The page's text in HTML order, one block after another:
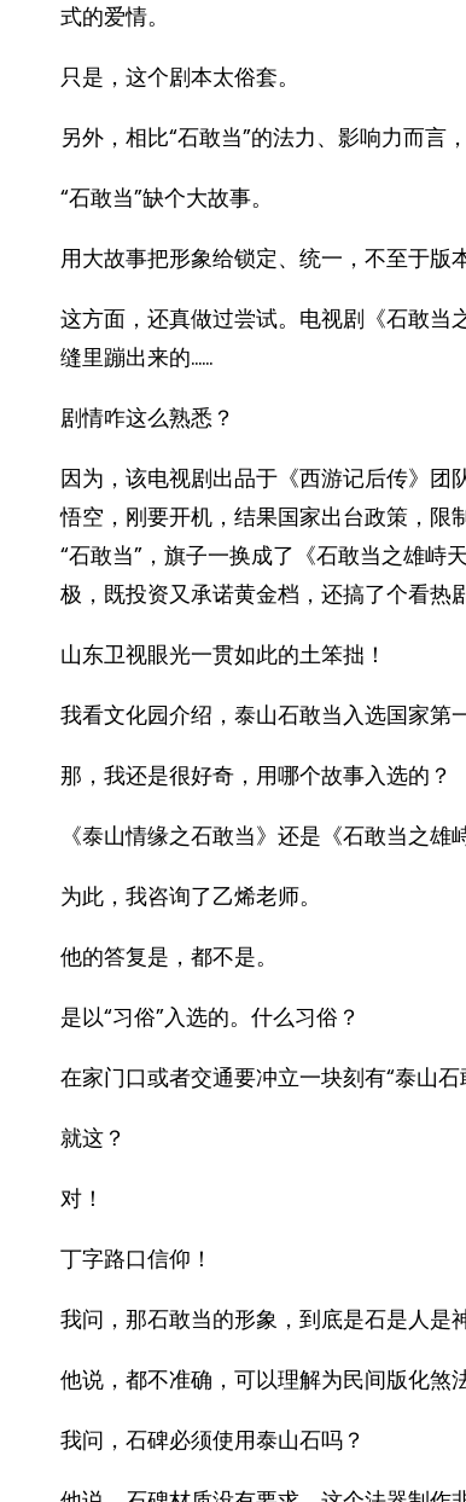
式的爱情。
只是，这个剧本太俗套。
另外，相比“石敢当”的法力、影响力而言
“石敢当”缺个大故事。
用大故事把形象给锁定、统一，不至于版
这方面，还真做过尝试。电视剧《石敢当
缝里蹦出来的……
剧情咋这么熟悉？
因为，该电视剧出品于《西游记后传》
悟空，刚要开机，结果国家出台政策，限
“石敢当”，旗子一换成了《石敢当之雄峙
极，既投资又承诺黄金档，还搞了个看热
山东卫视眼光一贯如此的土笨拙！
我看文化园介绍，泰山石敢当入选国家第
那，我还是很好奇，用哪个故事入选的？
《泰山情缘之石敢当》还是《石敢当之雄
为此，我咨询了乙烯老师。
他的答复是，都不是。
是以“习俗”入选的。什么习俗？
在家门口或者交通要冲立一块刻有“泰山石
就这？
对！
丁字路口信仰！
我问，那石敢当的形象，到底是石是人是
他说，都不准确，可以理解为民间版化煞
我问，石碑必须使用泰山石吗？